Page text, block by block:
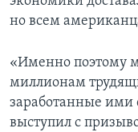
но всем
«Именно поэтому
миллионам
заработанные ими
выступил с